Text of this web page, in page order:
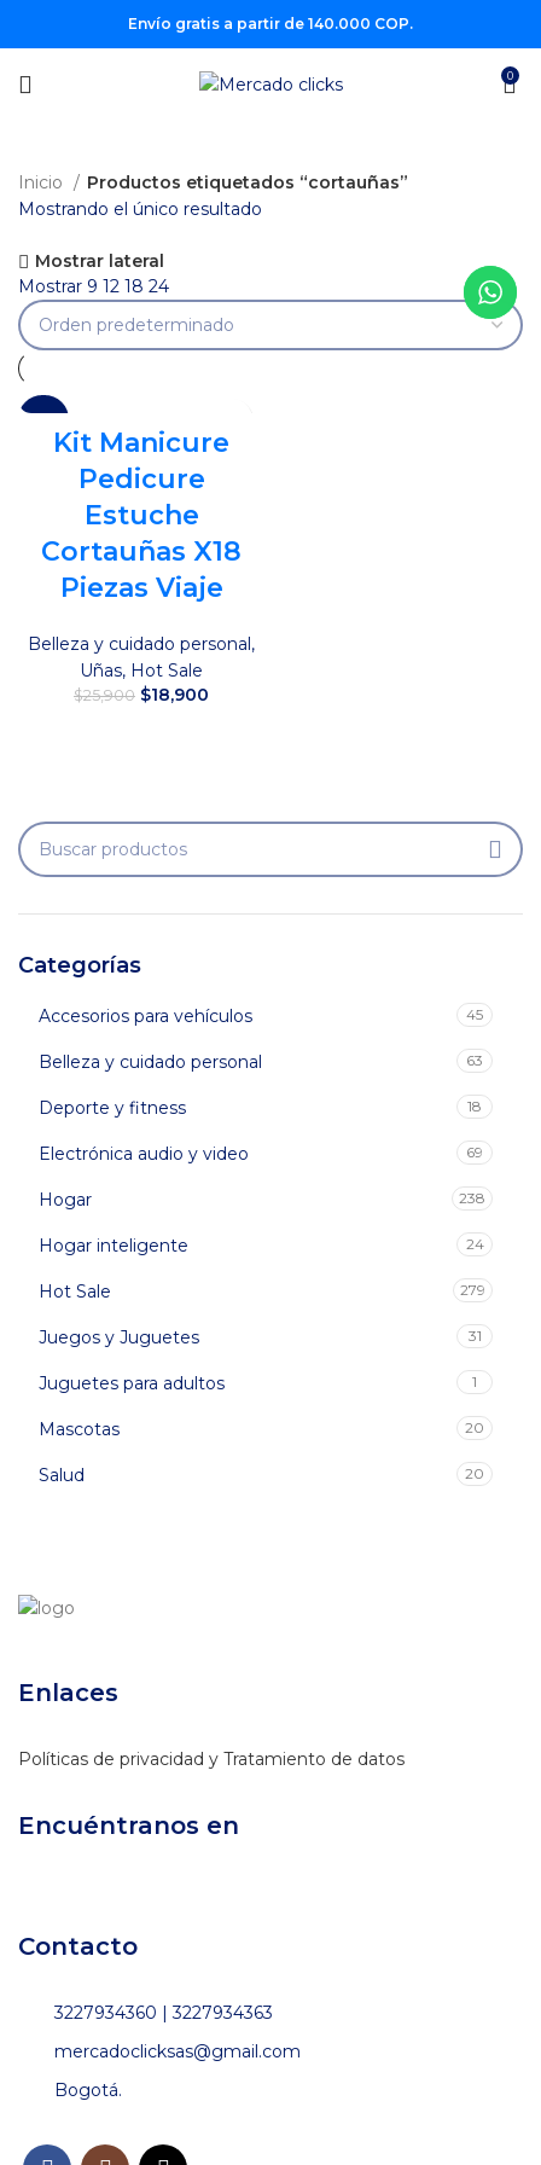
Envío gratis a partir de 140.000 COP.
0
Categorías
Accesorios para vehículos 45
Belleza y cuidado personal 63
Deporte y fitness 18
Electrónica audio y video 69
Hogar 238
Hogar inteligente 24
Hot Sale 279
Juegos y Juguetes 31
Juguetes para adultos 1
Mascotas 20
Salud 20
Inicio
Productos etiquetados “cortauñas”
Mostrando el único resultado
Mostrar lateral
Mostrar 9 12 18 24
-27%
Kit Manicure
Pedicure
Estuche
Cortauñas X18
Piezas Viaje
Belleza y cuidado personal,
Uñas, Hot Sale
$25,900 El
$18,900
Enlaces
Políticas de privacidad y Tratamiento de datos
Encuéntranos en
Contacto
3227934360 | 3227934363
mercadoclicksas@gmail.com
Bogotá.